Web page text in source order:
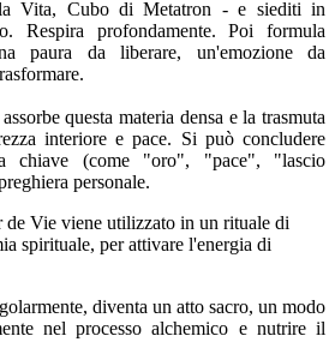
Vita, Cubo di Metatron - e siediti in
Respira profondamente. Poi formula
paura da liberare, un'emozione da
questa materia densa e la trasmuta
interiore e pace. Si può concludere
chiave (come "oro", "pace", "lascio
personale.
diventa un atto sacro, un modo
nel processo alchemico e nutrire il